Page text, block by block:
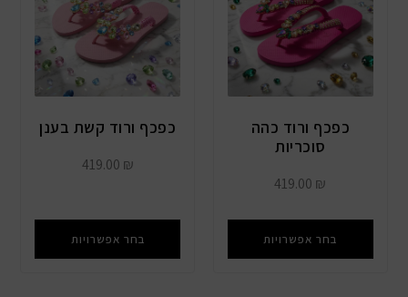
כפכף ורוד כהה
סוכריות
419.00 ₪
בחר אפשרויות
כפכף ורוד קשת בענן
419.00 ₪
בחר אפשרויות